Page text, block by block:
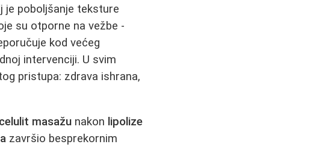
je poboljšanje teksture
su otporne na vežbe -
kod većeg
intervenciji. U svim
pristupa: zdrava ishrana,
masažu nakon lipolize
završio besprekornim